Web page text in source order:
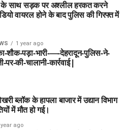
के साथ सड़क पर अश्लील हरकत करने
वायरल होने के बाद पुलिस की गिरफ्त में
1 year ago
शौक-पड़ा-भारी-—-देहरादून-पुलिस-ने-
की-चालानी-कार्रवाई |
ब्लॉक के हापला बाजार में उद्यान विभाग
में मौत हो गई।
year ago